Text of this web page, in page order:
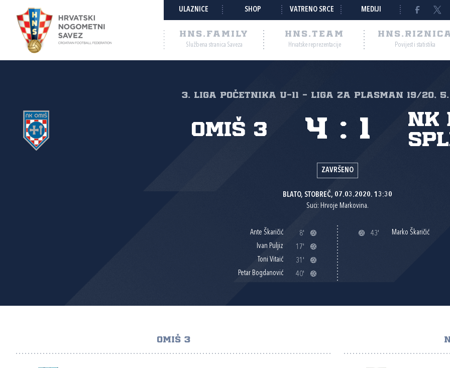
ULAZNICE SHOP VATRENO SRCE MEDIJI
HNS.FAMILY
Službena stranica Saveza
HNS.TEAM
Hrvatske reprezentacije Povijest i statistika
3. liga početnika U-11 - liga za plasman 19/20,
Omiš 3 4 : 1
ZAVRŠENO
BLATO, STOBREČ, 07.03.2020. 13:30
Suci: Hrvoje Markovina.
Ante Škaričić
8'
Ivan Puljiz
17'
Toni Vitaić
31'
Petar Bogdanović
40'
43' Marko Škaričić
OMIŠ 3